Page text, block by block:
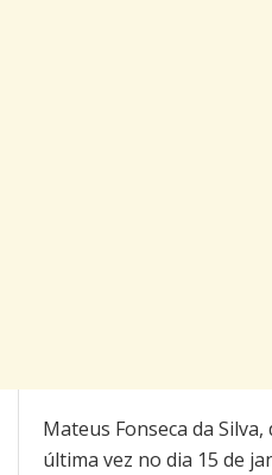
Mateus Fonseca da
última vez no dia 15 de